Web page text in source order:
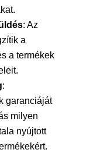
: Az
a
a termékek
:
garanciáját
milyen
nyújtott